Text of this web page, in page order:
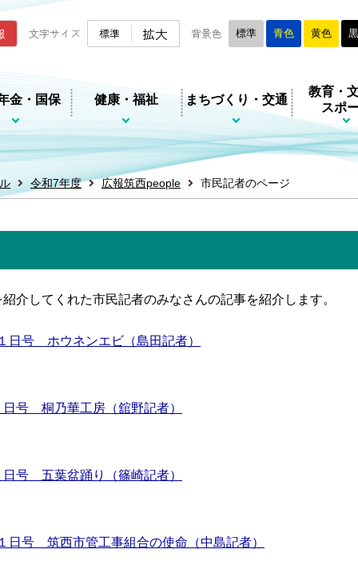
ージ
文字サイズ 標準 拡大 背景色 標準 青色 黄色
金・国保 健康・福祉 まちづくり・交通
教育・
スポ
令和7年度 広報筑西people 市民記者のページ
介してくれた市民記者のみなさんの記事を紹介します。
日号 ホウネンエビ（島田記者）
号 桐乃華工房（舘野記者）
号 五葉盆踊り（篠崎記者）
日号 筑西市管工事組合の使命（中島記者）